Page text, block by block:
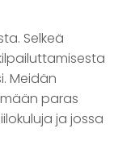
Selkeä
Meidän
paras
ja jossa